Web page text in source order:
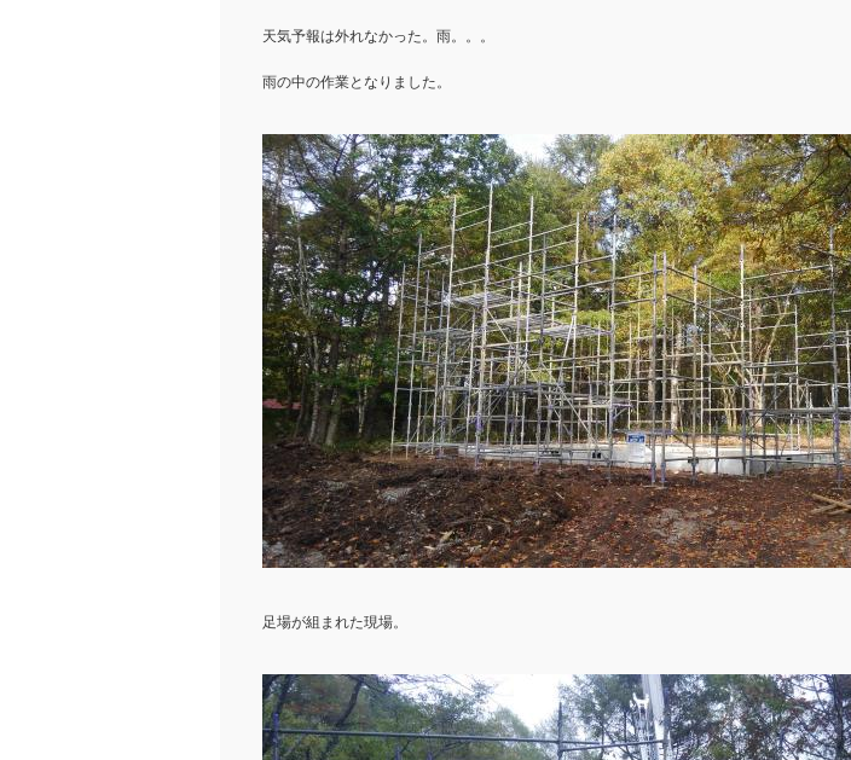
天気予報は外れなかった。雨。。。
雨の中の作業となりました。
足場が組まれた現場。